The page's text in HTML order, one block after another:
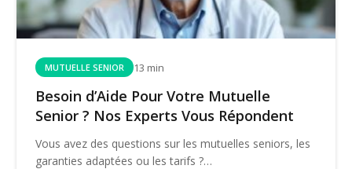
MUTUELLE SENIOR 13 min
Besoin d’Aide Pour Votre Mutuelle
Senior ? Nos Experts Vous Répondent
Vous avez des questions sur les mutuelles seniors, les
garanties adaptées ou les tarifs ?…